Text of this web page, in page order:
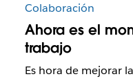
Colaboración
Ahora es el
trabajo
Es hora de mejorar